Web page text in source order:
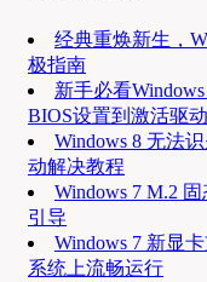
经典重焕新生，
极指南
新手必看
BIOS设置到激活驱
Windows 8 无法
动解决教程
Windows 7 M.2
引导
Windows 7 新显
系统上流畅运行